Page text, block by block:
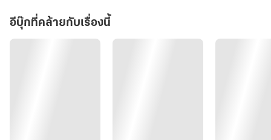
อีบุ๊กที่คล้ายกับเรื่องนี้